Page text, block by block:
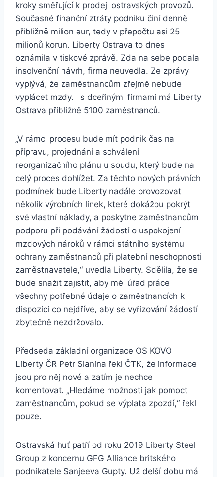
kroky směřující k prodeji ostravských provozů.
Současné finanční ztráty podniku činí denně
přibližně milion eur, tedy v přepočtu asi 25
milionů korun. Liberty Ostrava to dnes
oznámila v tiskové zprávě. Zda na sebe podala
insolvenční návrh, firma neuvedla. Ze zprávy
vyplývá, že zaměstnancům zřejmě nebude
vyplácet mzdy. I s dceřinými firmami má Liberty
Ostrava přibližně 5100 zaměstnanců.
„V rámci procesu bude mít podnik čas na
přípravu, projednání a schválení
reorganizačního plánu u soudu, který bude na
celý proces dohlížet. Za těchto nových právních
podmínek bude Liberty nadále provozovat
několik výrobních linek, které dokážou pokrýt
své vlastní náklady, a poskytne zaměstnancům
podporu při podávání žádostí o uspokojení
mzdových nároků v rámci státního systému
ochrany zaměstnanců při platební neschopnosti
zaměstnavatele,“ uvedla Liberty. Sdělila, že se
bude snažit zajistit, aby měl úřad práce
všechny potřebné údaje o zaměstnancích k
dispozici co nejdříve, aby se vyřizování žádostí
zbytečně nezdržovalo.
Předseda základní organizace OS KOVO
Liberty ČR Petr Slanina řekl ČTK, že informace
jsou pro něj nové a zatím je nechce
komentovat. „Hledáme možnosti jak pomoct
zaměstnancům, pokud se výplata zpozdí,“ řekl
pouze.
Ostravská huť patří od roku 2019 Liberty Steel
Group z koncernu GFG Alliance britského
podnikatele Sanjeeva Gupty. Už delší dobu má